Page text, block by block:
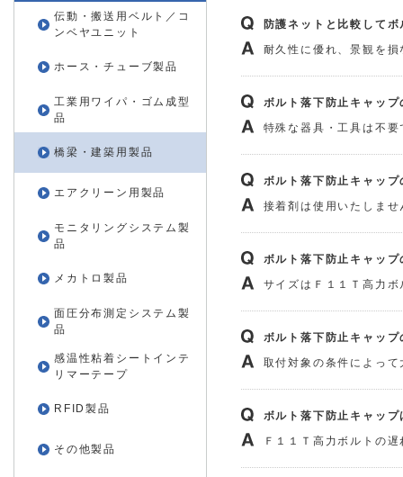
伝動・搬送用ベルト／コ
ンベヤユニット
ホース・チューブ製品
工業用ワイパ・ゴム成型
品
橋梁・建築用製品
エアクリーン用製品
モニタリングシステム製
品
メカトロ製品
面圧分布測定システム製
品
感温性粘着シートインテ
リマーテープ
RFID製品
その他製品
防護ネットと比較して
耐久性に優れ、景観を
ボルト落下防止キャッ
特殊な器具・工具は不
ボルト落下防止キャッ
接着剤は使用いたしませ
ボルト落下防止キャッ
サイズはＦ１１Ｔ高力
ボルト落下防止キャッ
取付対象の条件によっ
ボルト落下防止キャッ
Ｆ１１Ｔ高力ボルトの